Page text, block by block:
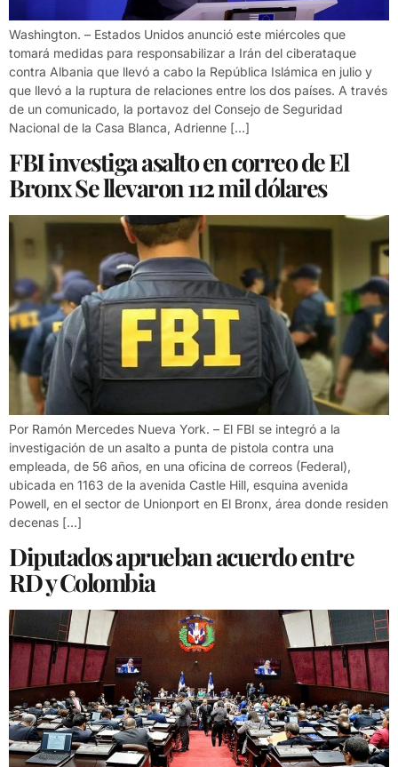
Washington. – Estados Unidos anunció este miércoles que
tomará medidas para responsabilizar a Irán del ciberataque
contra Albania que llevó a cabo la República Islámica en julio y
que llevó a la ruptura de relaciones entre los dos países. A través
de un comunicado, la portavoz del Consejo de Seguridad
Nacional de la Casa Blanca, Adrienne […]
FBI investiga asalto en correo de El
Bronx Se llevaron 112 mil dólares
Por Ramón Mercedes Nueva York. – El FBI se integró a la
investigación de un asalto a punta de pistola contra una
empleada, de 56 años, en una oficina de correos (Federal),
ubicada en 1163 de la avenida Castle Hill, esquina avenida
Powell, en el sector de Unionport en El Bronx, área donde residen
decenas […]
Diputados aprueban acuerdo entre
RD y Colombia